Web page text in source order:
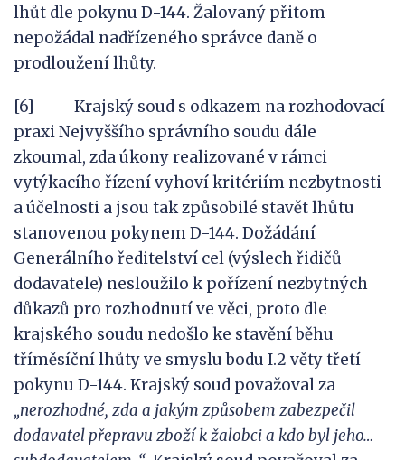
lhůt dle pokynu D-144. Žalovaný přitom
nepožádal nadřízeného správce daně o
prodloužení lhůty.
[6] Krajský soud s odkazem na rozhodovací
praxi Nejvyššího správního soudu dále
zkoumal, zda úkony realizované v rámci
vytýkacího řízení vyhoví kritériím nezbytnosti
a účelnosti a jsou tak způsobilé stavět lhůtu
stanovenou pokynem D-144. Dožádání
Generálního ředitelství cel (výslech řidičů
dodavatele) nesloužilo k pořízení nezbytných
důkazů pro rozhodnutí ve věci, proto dle
krajského soudu nedošlo ke stavění běhu
tříměsíční lhůty ve smyslu bodu I.2 věty třetí
pokynu D-144. Krajský soud považoval za
„nerozhodné, zda a jakým způsobem zabezpečil
dodavatel přepravu zboží k žalobci a kdo byl jeho…